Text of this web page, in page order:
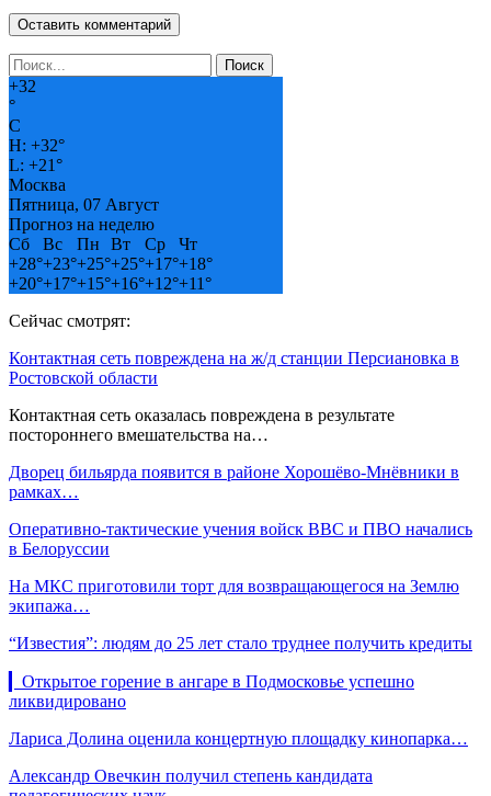
+32
°
C
H: +32°
L: +21°
Москва
Пятница, 07 Август
Прогноз на неделю
Сб
Вс Пн Вт Ср
Чт
+28°+23°+25°+25°+17°+18°
+20°+17°+15°+16°+12°+11°
Сейчас смотрят:
Контактная сеть повреждена на ж/д станции Персиановка в
Ростовской области
Контактная сеть оказалась повреждена в результате
постороннего вмешательства на…
Дворец бильярда появится в районе Хорошёво-Мнёвники в
рамках…
Оперативно-тактические учения войск ВВС и ПВО начались
в Белоруссии
На МКС приготовили торт для возвращающегося на Землю
экипажа…
“Известия”: людям до 25 лет стало труднее получить кредиты
▎Открытое горение в ангаре в Подмосковье успешно
ликвидировано
Лариса Долина оценила концертную площадку кинопарка…
Александр Овечкин получил степень кандидата